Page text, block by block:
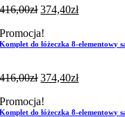
416,00zł 374,40zł
Promocja!
Komplet do łóżeczka 8-elementowy
416,00zł 374,40zł
Promocja!
Komplet do łóżeczka 8-elementowy